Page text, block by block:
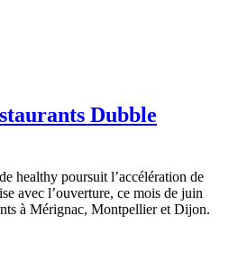
Dubble
healthy poursuit l’accélération de
avec l’ouverture, ce mois de juin
à Mérignac, Montpellier et Dijon.